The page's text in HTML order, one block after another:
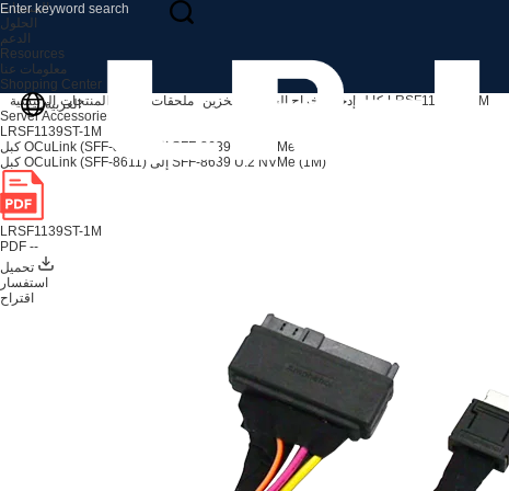
المنتجات
الحلول
الدعم
Resources
معلومات عنا
Shopping Center
العربيةالرئيسية المنتجات ملحقات الخادم كابل إدخال/إخراج الخادم والتخزين LRSF1139ST-1M
Server Accessories
LRSF1139ST-1M
كبل OCuLink (SFF-8611) إلى SFF-8639 U.2 NVMe (1M)
كبل OCuLink (SFF-8611) إلى SFF-8639 U.2 NVMe (1M)
LRSF1139ST-1M
PDF --
استفسار
اقتراح